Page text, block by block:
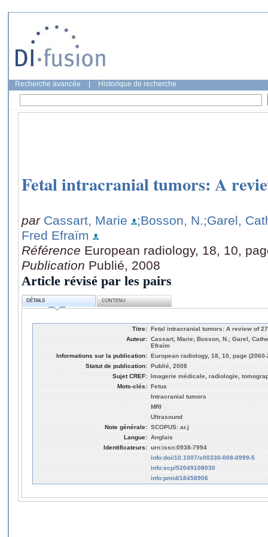
Recherche avancée Historique de recherche
Fetal intracranial tumors: A
par Cassart, Marie ;Bosson, N.;Garel,
Fred Efraïm
Référence European radiology, 18, 10,
Publication Publié, 2008
Article révisé par les pairs
DÉTAILS CONTENU
Titre: Fetal intracranial tumors: A review of
Auteur: Cassart, Marie; Bosson, N.; Garel,
Efraïm
Informations sur la publication: European radiology, 18, 10, page (2060-
Statut de publication: Publié, 2008
Sujet CREF: Imagerie médicale, radiologie,
Mots-clés: Fetus
Intracranial tumors
MRI
Ultrasound
Note générale: SCOPUS: ar.j
Langue: Anglais
Identificateurs: urn:issn:0938-7994
info:doi/10.1007/s00330-008-0999-5
info:scp/52049108030
info:pmid/18458906